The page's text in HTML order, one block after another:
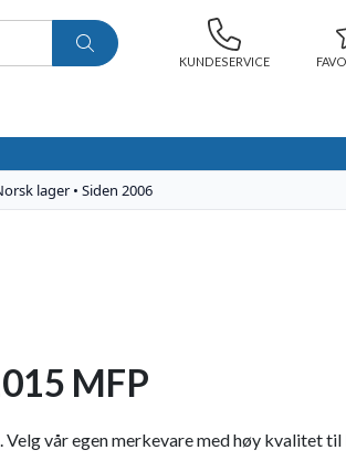
KUNDESERVICE
MFP
vår egen merkevare med høy kvalitet